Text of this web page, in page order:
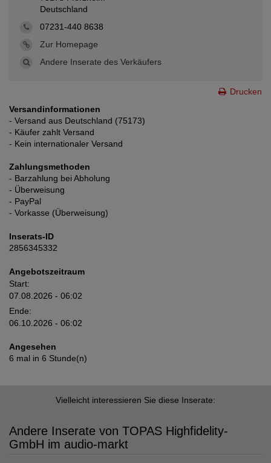
Deutschland
07231-440 8638
Zur Homepage
Andere Inserate des Verkäufers
Drucken
Versandinformationen
- Versand aus Deutschland (75173)
- Käufer zahlt Versand
- Kein internationaler Versand
Zahlungsmethoden
- Barzahlung bei Abholung
- Überweisung
- PayPal
- Vorkasse (Überweisung)
Inserats-ID
2856345332
Angebotszeitraum
Start:
07.08.2026 - 06:02
Ende:
06.10.2026 - 06:02
Angesehen
6 mal in 6 Stunde(n)
Vielleicht interessieren Sie diese Inserate:
Andere Inserate von TOPAS Highfidelity-
GmbH im audio-markt